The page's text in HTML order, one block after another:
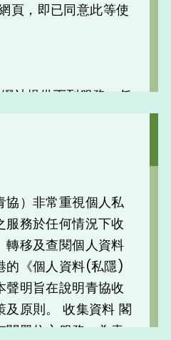
頁，即已同意此等使
站提供下列服務：任
本網站用戶，於登
減碳記錄及獎賞兌
：成功於網上報名
動的參加資格已獲得
加資格亦不能轉讓。
舉辦單位保留取消活
資源善用。
協）非常重視個人私
服務於任何情況下收
轉移及查閱個人資料
的《個人資料(私隱)
聲明旨在說明青協收
及原則。 收集資料 閣
關單位之服務、為青